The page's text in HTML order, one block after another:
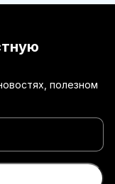
полезном